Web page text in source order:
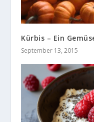
Kürbis – Ein
September 13, 2015